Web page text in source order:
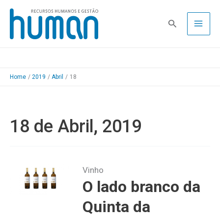
Skip
content
Pesquisa
Home 2019 Abril 18
18 de Abril, 2019
Vinho
O lado branco da
Quinta da